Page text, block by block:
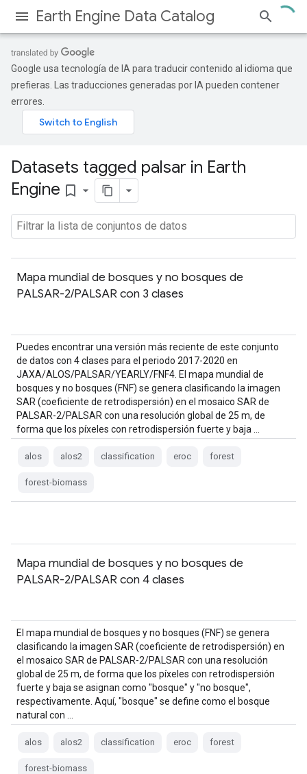
Earth Engine Data Catalog
Google usa tecnología de IA para traducir contenido al idioma que
prefieras. Las traducciones generadas por IA pueden contener
errores.
Datasets tagged palsar in Earth
Engine bookmark_border
Mapa mundial de bosques y no bosques de
PALSAR-2/PALSAR con 3 clases
Puedes encontrar una versión más reciente de este conjunto
de datos con 4 clases para el periodo 2017-2020 en
JAXA/ALOS/PALSAR/YEARLY/FNF4. El mapa mundial de
bosques y no bosques (FNF) se genera clasificando la imagen
SAR (coeficiente de retrodispersión) en el mosaico SAR de
PALSAR-2/PALSAR con una resolución global de 25 m, de
forma que los píxeles con retrodispersión fuerte y baja …
alos alos2 classification eroc forest
forest-biomass
Mapa mundial de bosques y no bosques de
PALSAR-2/PALSAR con 4 clases
El mapa mundial de bosques y no bosques (FNF) se genera
clasificando la imagen SAR (coeficiente de retrodispersión) en
el mosaico SAR de PALSAR-2/PALSAR con una resolución
global de 25 m, de forma que los píxeles con retrodispersión
fuerte y baja se asignan como "bosque" y "no bosque",
respectivamente. Aquí, "bosque" se define como el bosque
natural con …
alos alos2 classification eroc forest
forest-biomass